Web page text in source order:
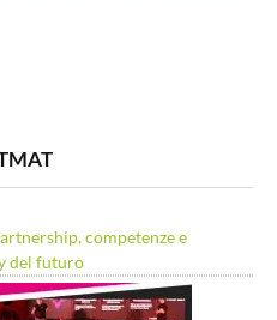
competenze e
del futuro